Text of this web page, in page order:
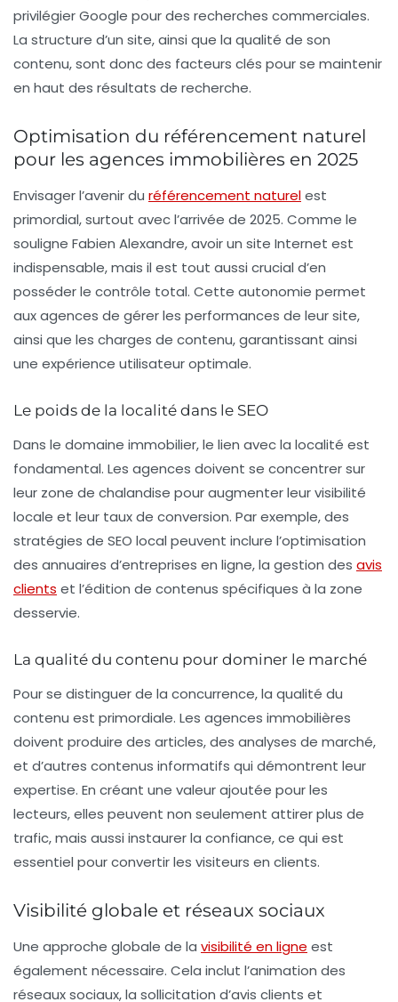
privilégier Google pour des recherches commerciales.
La structure d’un site, ainsi que la qualité de son
contenu, sont donc des facteurs clés pour se maintenir
en haut des résultats de recherche.
Optimisation du référencement naturel
pour les agences immobilières en 2025
Envisager l’avenir du référencement naturelest
primordial, surtout avec l’arrivée de 2025. Comme le
souligne Fabien Alexandre, avoir un site Internet est
indispensable, mais il est tout aussi crucial d’en
posséder le contrôle total. Cette autonomie permet
aux agences de gérer les performances de leur site,
ainsi que les charges de contenu, garantissant ainsi
une expérience utilisateur optimale.
Le poids de la localité dans le SEO
Dans le domaine immobilier, le lien avec la localité est
fondamental. Les agences doivent se concentrer sur
leur zone de chalandise pour augmenter leur visibilité
locale et leur taux de conversion. Par exemple, des
stratégies de SEO local peuvent inclure l’optimisation
des annuaires d’entreprises en ligne, la gestion des avis
clients et l’édition de contenus spécifiques à la zone
desservie.
La qualité du contenu pour dominer le marché
Pour se distinguer de la concurrence, la qualité du
contenu est primordiale. Les agences immobilières
doivent produire des articles, des analyses de marché,
et d’autres contenus informatifs qui démontrent leur
expertise. En créant une valeur ajoutée pour les
lecteurs, elles peuvent non seulement attirer plus de
trafic, mais aussi instaurer la confiance, ce qui est
essentiel pour convertir les visiteurs en clients.
Visibilité globale et réseaux sociaux
Une approche globale de la visibilité en ligne est
également nécessaire. Cela inclut l’animation des
réseaux sociaux, la sollicitation d’avis clients et